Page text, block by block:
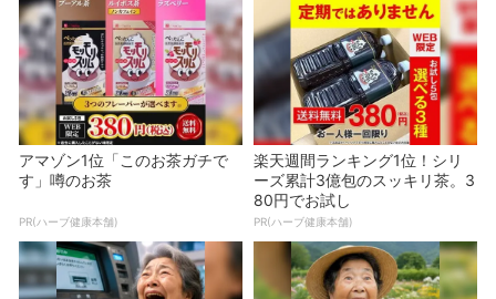
アマゾン1位「このお茶ガチで
す」噂のお茶
PR(ハーブ健康本舗)
楽天週間ランキング1位！シリ
ーズ累計3億包のスッキリ茶。3
80円でお試し
PR(ハーブ健康本舗)